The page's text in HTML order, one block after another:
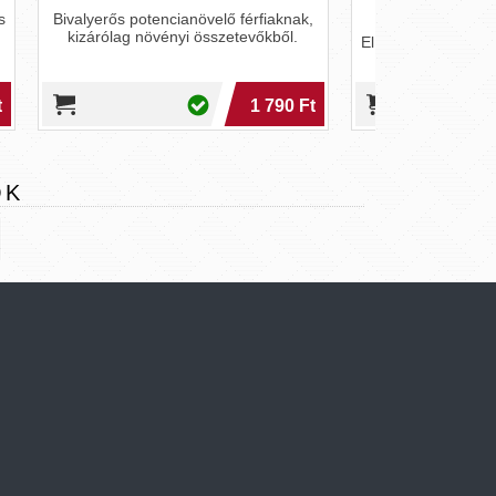
Ft
El Torito Fertility-T Max - tesztoszteron
20 990 Ft